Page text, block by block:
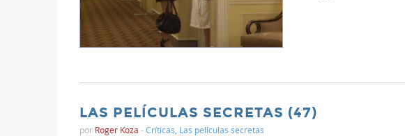
LAS PELÍCULAS SECRETAS (47)
por Roger Koza -Críticas Las películas secretas